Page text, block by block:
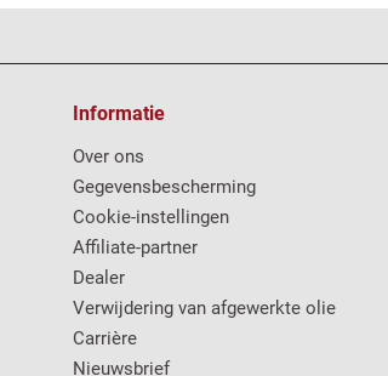
Informatie
Over ons
Gegevensbescherming
Cookie-instellingen
Affiliate-partner
Dealer
Verwijdering van afgewerkte olie
Carrière
Nieuwsbrief